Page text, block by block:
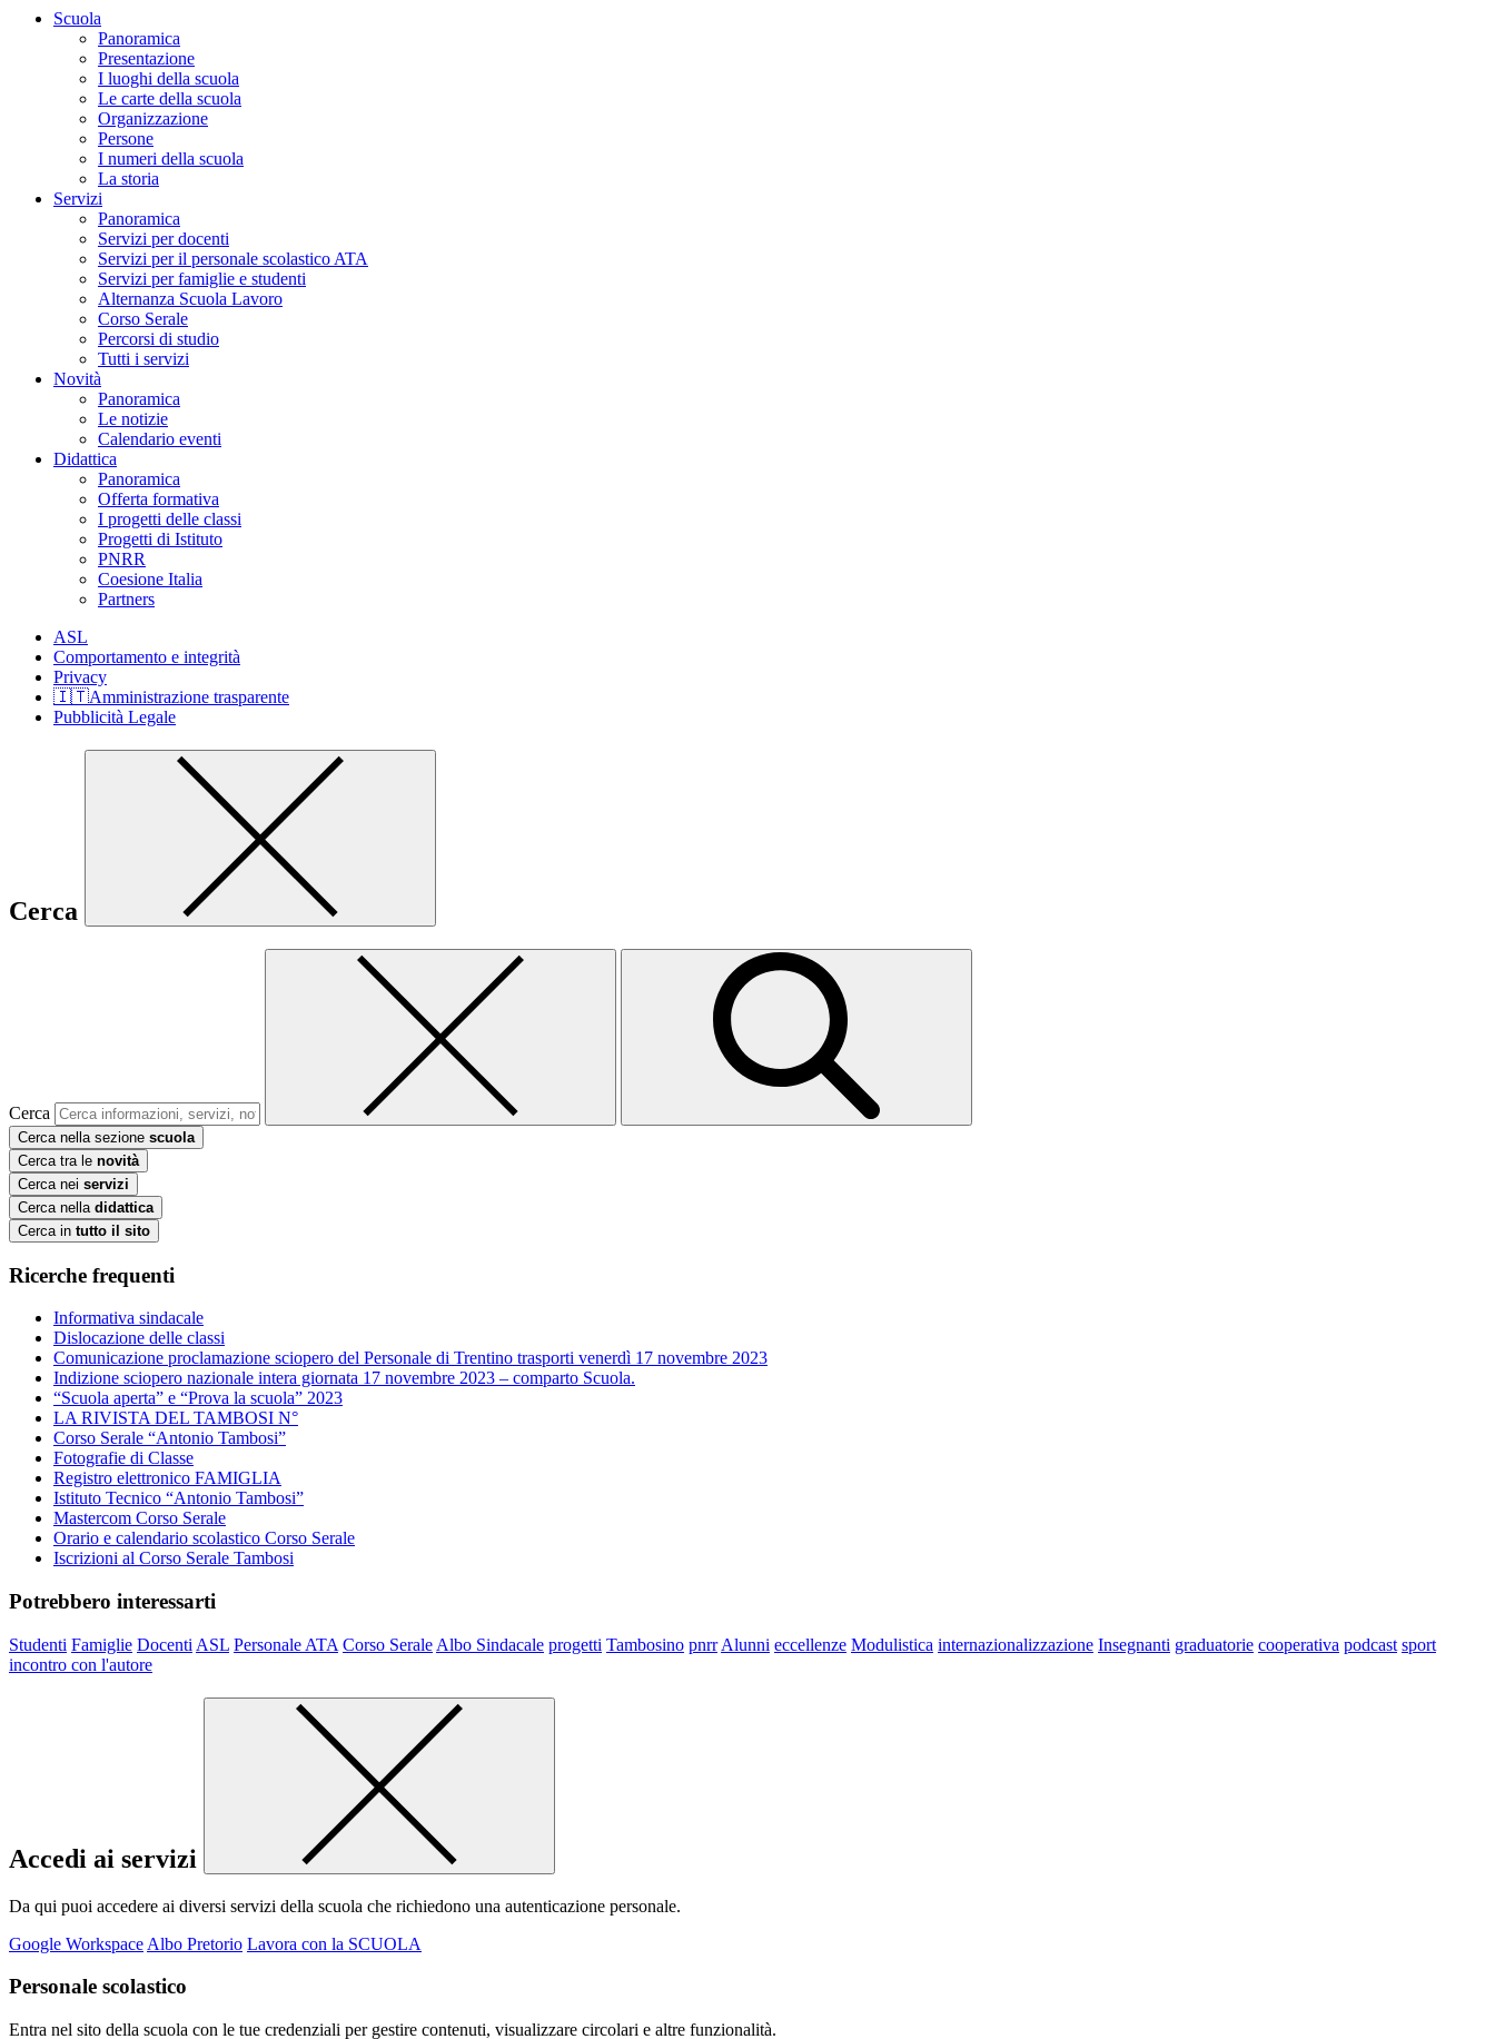
Scuola
Panoramica
Presentazione
I luoghi della scuola
Le carte della scuola
Organizzazione
Persone
I numeri della scuola
La storia
Servizi
Panoramica
Servizi per docenti
Servizi per il personale scolastico ATA
Servizi per famiglie e studenti
Alternanza Scuola Lavoro
Corso Serale
Percorsi di studio
Tutti i servizi
Novità
Panoramica
Le notizie
Calendario eventi
Didattica
Panoramica
Offerta formativa
I progetti delle classi
Progetti di Istituto
PNRR
Coesione Italia
Partners
ASL
Comportamento e integrità
Privacy
🇮🇹Amministrazione trasparente
Pubblicità Legale
Cerca
Cerca
Cerca nella sezione scuola
Cerca tra le novità
Cerca nei servizi
Cerca nella didattica
Cerca in tutto il sito
Ricerche frequenti
Informativa sindacale
Dislocazione delle classi
Comunicazione proclamazione sciopero del Personale di Trentino trasporti venerdì 17 novembre 2023
Indizione sciopero nazionale intera giornata 17 novembre 2023 – comparto Scuola.
“Scuola aperta” e “Prova la scuola” 2023
LA RIVISTA DEL TAMBOSI N°
Corso Serale “Antonio Tambosi”
Fotografie di Classe
Registro elettronico FAMIGLIA
Istituto Tecnico “Antonio Tambosi”
Mastercom Corso Serale
Orario e calendario scolastico Corso Serale
Iscrizioni al Corso Serale Tambosi
Potrebbero interessarti
Studenti Famiglie Docenti ASL Personale ATA Corso Serale Albo Sindacale progetti Tambosino pnrr Alunni eccellenze Modulistica internazionalizzazione Insegnanti graduatorie cooperativa podcast sport
incontro con l'autore
Accedi ai servizi
Da qui puoi accedere ai diversi servizi della scuola che richiedono una autenticazione personale.
Google Workspace Albo Pretorio Lavora con la SCUOLA
Personale scolastico
Entra nel sito della scuola con le tue credenziali per gestire contenuti, visualizzare circolari e altre funzionalità.